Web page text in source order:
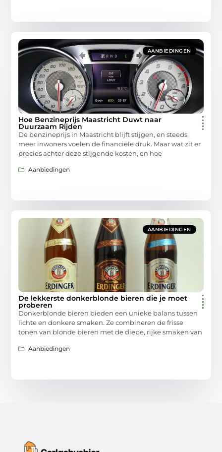
AANBIEDINGEN
Hoe Benzineprijs Maastricht Duwt naar
Duurzaam Rijden
De benzineprijs in Maastricht blijft stijgen, en steeds
meer inwoners voelen de financiële druk. Maar wat zit er
precies achter deze stijgende kosten, en hoe
Aanbiedingen
AANBIEDINGEN
De lekkerste donkerblonde bieren die je moet
proberen
Donkerblonde bieren bieden een unieke balans tussen
lichte en donkere smaken. Ze combineren de frisse
tonen van blonde bieren met de diepe, rijke smaken van
Aanbiedingen